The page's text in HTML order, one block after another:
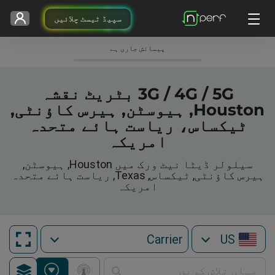
سپیڈ ٹیسٹ چلائیں
پیمائش جاری ہے
3G / 4G / 5G بٹریٹ نقشہ
Houston, ہیوسٹن, ہیرس کاؤنٹی,
ٹیکساس، ریاست ہائے متحدہ
امریکہ
سیلولر ڈیٹا نیٹ ورک میں Houston, ہیوسٹن,
ہیرس کاؤنٹی, ٹیکساس, Texas, ریاست ہائے متحدہ
امریکہ
US